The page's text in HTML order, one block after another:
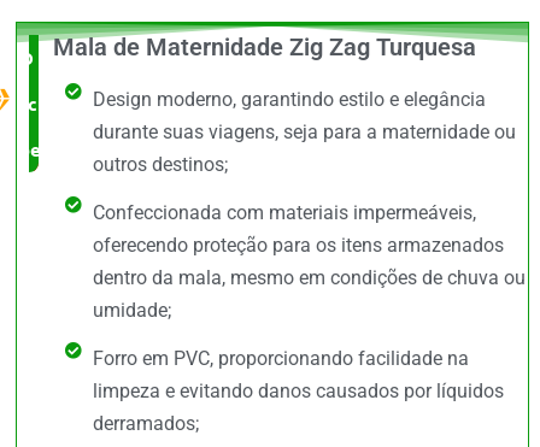
O Melhor
custo x
benefício
Mala de Maternidade Zig Zag Turquesa
Design moderno, garantindo estilo e elegância
durante suas viagens, seja para a maternidade ou
outros destinos;
Confeccionada com materiais impermeáveis,
oferecendo proteção para os itens armazenados
dentro da mala, mesmo em condições de chuva ou
umidade;
Forro em PVC, proporcionando facilidade na
limpeza e evitando danos causados por líquidos
derramados;